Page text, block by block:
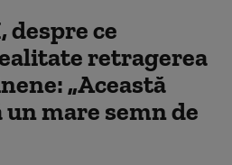
despre ce
retragerea
„Această
mare semn de